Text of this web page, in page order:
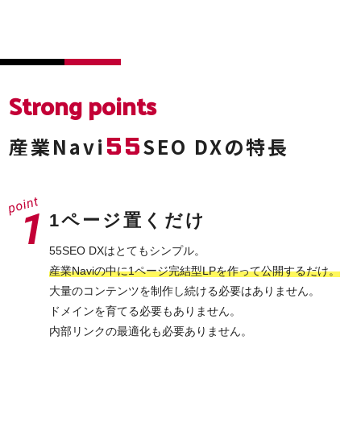
Strong points
産業Navi 55SEO DXの特長
1ページ置くだけ
55SEO DXはとてもシンプル。
産業Naviの中に1ページ完結型LPを作って公開するだけ。
大量のコンテンツを制作し続ける必要はありません。
ドメインを育てる必要もありません。
内部リンクの最適化も必要ありません。